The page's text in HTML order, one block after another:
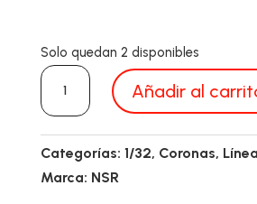
Solo quedan 2 disponibles
NSR6325EVO
cantidad
Añadir al
Categorías: 1/32, Coronas, Línea
Marca: NSR